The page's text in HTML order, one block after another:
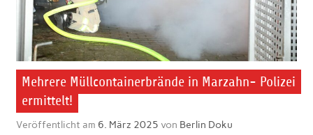
Mehrere Müllcontainerbrände in Marzahn- Polizei
ermittelt!
Veröffentlicht am 6. März 2025 von Berlin Doku